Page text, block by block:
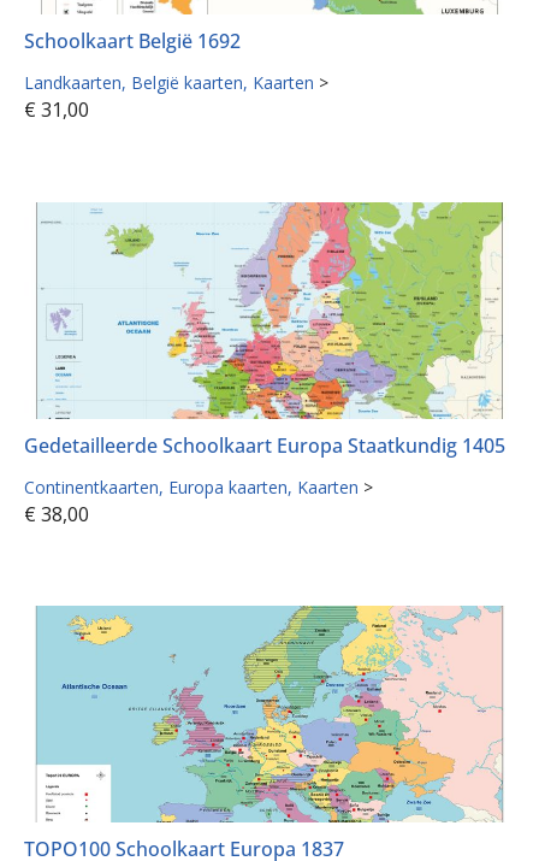
Schoolkaart België 1692
Landkaarten België kaarten Kaarten >
€ 31,00
Gedetailleerde Schoolkaart Europa Staatkundig 1405
Continentkaarten Europa kaarten Kaarten >
€ 38,00
TOPO100 Schoolkaart Europa 1837